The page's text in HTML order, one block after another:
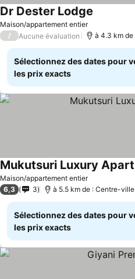
Maison/appartement entier
Dr Dester Lodge
/ Aucune évaluation à 4.3 km
Sélectionnez des dates pour
les prix exacts
Maison/appartement entier
Mukutsuri Luxury
6,3 3 à 5.5 km de : Centre-ville
Sélectionnez des dates pour
les prix exacts